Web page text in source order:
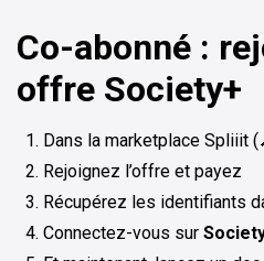
Co-abonné :
offre Society+
Dans la marketplace Spliiit
Rejoignez l’offre et payez
Récupérez les identifiants
Connectez-vous sur